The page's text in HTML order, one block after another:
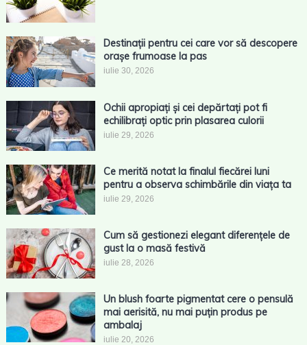
Destinații pentru cei care vor să descopere
orașe frumoase la pas
iulie 30, 2026
Ochii apropiați și cei depărtați pot fi
echilibrați optic prin plasarea culorii
iulie 29, 2026
Ce merită notat la finalul fiecărei luni
pentru a observa schimbările din viața ta
iulie 29, 2026
Cum să gestionezi elegant diferențele de
gust la o masă festivă
iulie 28, 2026
Un blush foarte pigmentat cere o pensulă
mai aerisită, nu mai puțin produs pe
ambalaj
iulie 20, 2026